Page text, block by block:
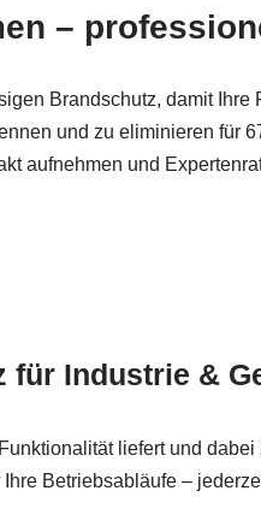
–
Brandschutz, damit
und zu eliminieren für
aufnehmen und
Industrie &
liefert und
Betriebsabläufe –